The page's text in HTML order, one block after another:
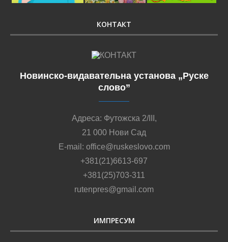
КОНТАКТ
Новинско-видавательна установа „Руске
слово”
Адреса: Футожска 2/III,
21 000 Нови Сад
E-mail: office@ruskeslovo.com
+381(21)6613-697
+381(25)703-311
rutenpres@gmail.com
ИМПРЕСУМ